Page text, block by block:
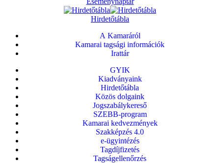
Hirdetőtábla
A Kamaráról
Kamarai tagsági információk
Irattár
GYIK
Kiadványaink
Hirdetőtábla
Közös dolgaink
Jogszabálykereső
SZEBB-program
Kamarai kedvezmények
Szakképzés 4.0
e-ügyintézés
Tagdíjfizetés
Tagságellenőrzés